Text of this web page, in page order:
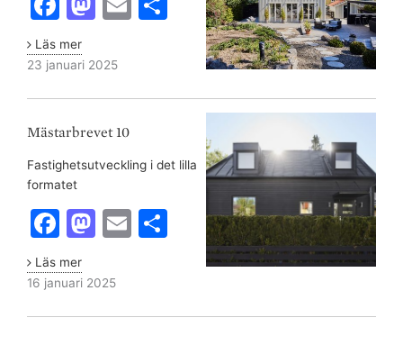
k
a
c
e
b
o
o
k
st
o
d
o
n
l
e
Läs mer
23 januari 2025
Mästarbrevet 10
Fastighetsutveckling i det lilla
formatet
F
a
c
e
M
st
o
E
l
e
10
Läs mer
16 januari 2025